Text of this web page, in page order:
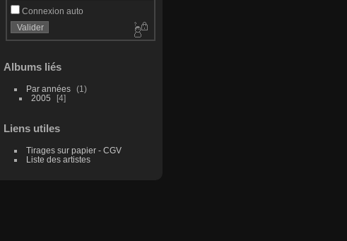
Connexion auto
Albums liés
Par années
1
2005
4
Liens utiles
Tirages sur papier - CGV
Liste des artistes